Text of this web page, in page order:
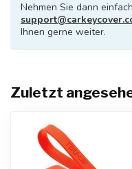
Nehmen Sie dann
Ihnen gerne weiter.
Zuletzt